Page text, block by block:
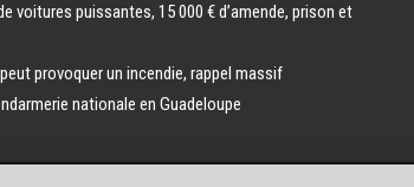
puissantes, 15 000 € d’amende, prison et
provoquer un incendie, rappel massif
nationale en Guadeloupe